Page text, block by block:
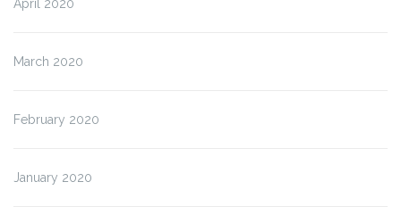
April 2020
March 2020
February 2020
January 2020